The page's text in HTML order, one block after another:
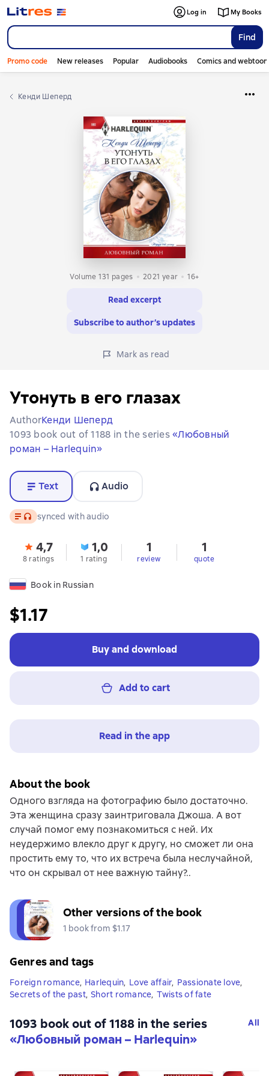
Find
Log in My Books
Promo code New releases Popular Audiobooks Comics and
Кенди Шеперд
Volume 131 pages 2021 year 16+
Read excerpt
Subscribe to author’s updates
Mark as read
Утонуть в его глазах
AuthorКенди Шеперд
1093 book out of 1188 in the series«Любовный
роман – Harlequin»
Text Audio
Text, audio format available
synced with audio
4,7
8 ratings
1,0
1 rating
1
review
1
quote
Book in Russian
$1.17
Buy and download
Add to cart
Read in the app
About the book
Одного взгляда на фотографию было достаточно.
Эта женщина сразу заинтриговала Джоша. А вот
случай помог ему познакомиться с ней. Их
неудержимо влекло друг к другу, но сможет ли она
простить ему то, что их встреча была неслучайной,
что он скрывал от нее важную тайну?..
Other versions of the book
1 book from $1.17
Genres and tags
Foreign romance, Harlequin, Love affair, Passionate love,
Secrets of the past, Short romance, Twists of fate
1093 book out of 1188 in the series
«Любовный роман – Harlequin»
All